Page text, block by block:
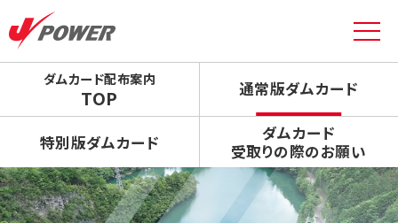
ダムカード配布案内
TOP 通常版ダムカード
特別版ダムカード
ダムカード
受取りの際のお願い